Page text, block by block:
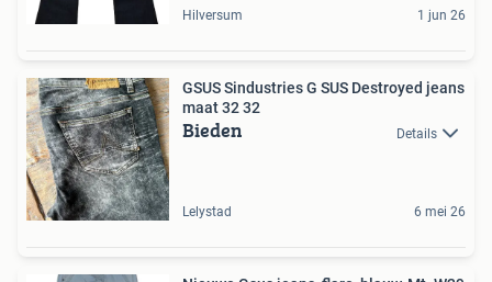
Hilversum 1 jun 26
GSUS Sindustries G SUS Destroyed jeans
maat 32 32
Bieden Details
Lelystad 6 mei 26